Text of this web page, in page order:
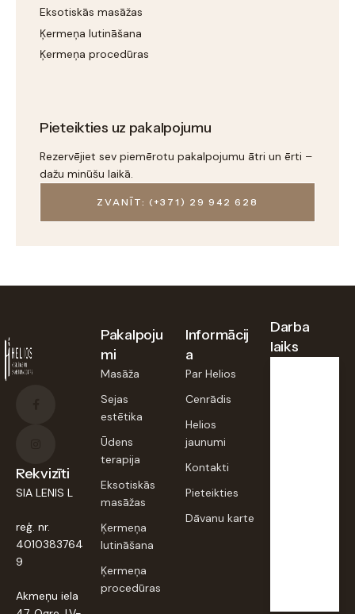
Eksotiskās masāžas
Ķermeņa lutināšana
Ķermeņa procedūras
Pieteikties uz pakalpojumu
Rezervējiet sev piemērotu pakalpojumu ātri un ērti –
dažu minūšu laikā.
ZVANĪT: (+371) 29 942 628
Rekvizīti
SIA LENIS L
reģ. nr.
4010383764
9
Akmeņu iela
Pakalpoju
mi
Masāža
Sejas
estētika
Ūdens
terapija
Eksotiskās
masāžas
Ķermeņa
lutināšana
Ķermeņa
procedūras
Informācij
a
Par Helios
Cenrādis
Helios
jaunumi
Kontakti
Pieteikties
Dāvanu karte
Darba
laiks